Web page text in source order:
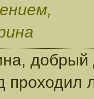
добрый
проходил